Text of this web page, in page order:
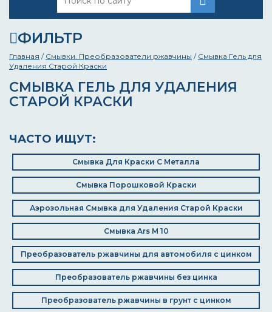
ФИЛЬТР
Главная / Смывки. Преобразователи ржавчины / Смывка Гель для
Удаления Старой Краски
СМЫВКА ГЕЛЬ ДЛЯ УДАЛЕНИЯ
СТАРОЙ КРАСКИ
ЧАСТО ИЩУТ:
Смывка Для Краски С Металла
Смывка Порошковой Краски
Аэрозольная Смывка для Удаления Старой Краски
Смывка Ars M 10
Преобразователь ржавчины для автомобиля с цинком
Преобразователь ржавчины без цинка
Преобразователь ржавчины в грунт с цинком